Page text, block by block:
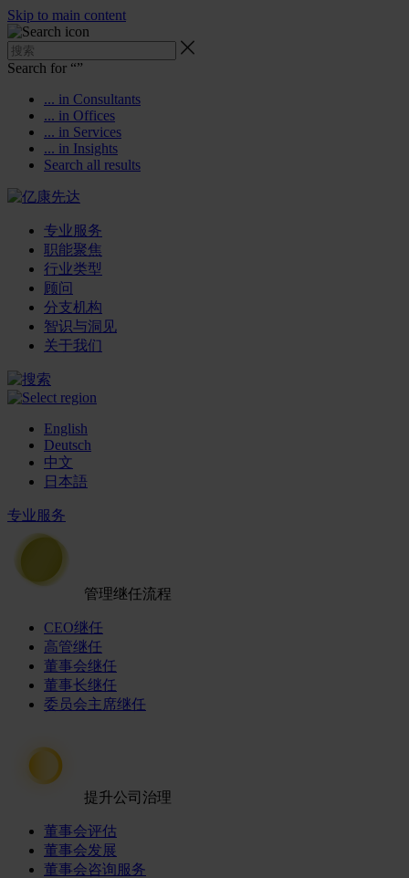
Skip to main content
Search for “”
... in Consultants
... in Offices
... in Services
... in Insights
Search all results
专业服务
职能聚焦
行业类型
顾问
分支机构
智识与洞见
关于我们
English
Deutsch
中文
日本語
专业服务
管理继任流程
CEO继任
高管继任
董事会继任
董事长继任
委员会主席继任
提升公司治理
董事会评估
董事会发展
董事会咨询服务